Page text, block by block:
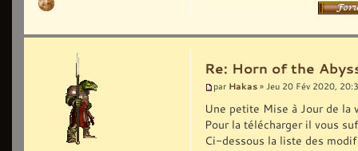
Re: Horn of the
par Hakas » Jeu 20 Fév 2020,
Une petite Mise à Jour de la
Pour la télécharger il vous
Ci-dessous la liste des